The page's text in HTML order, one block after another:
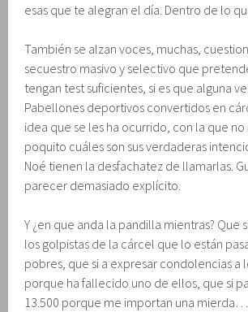
esas que te alegran el día. Dentro de lo
También se alzan voces, muchas,
secuestro masivo y selectivo que
tengan test suficientes, si es que alguna
Pabellones deportivos convertidos en
idea que se les ha ocurrido, con la que no
poquito cuáles son sus verdaderas
Noé tienen la desfachatez de llamarlas.
parecer demasiado explícito.
Y ¿en que anda la pandilla mientras? Que
los golpistas de la cárcel que lo están
pobres, que si a expresar condolencias a
porque ha fallecido uno de ellos, que si
13.500 porque me importan una mierda…